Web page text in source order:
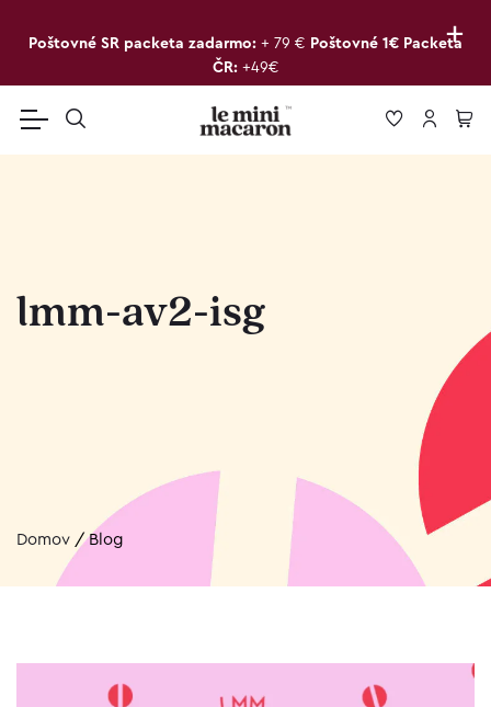
+
Poštovné SR packeta zadarmo: + 79 € Poštovné 1€ Packeta
ČR: +49€
lmm-av2-isg
Domov /Blog